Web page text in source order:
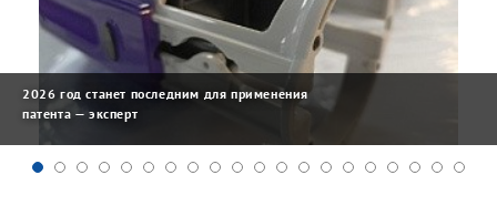
2026 год станет последним для применения
патента — эксперт